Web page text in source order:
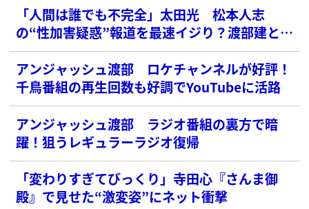
「人間は誰でも不完全」太田光 松本人志
の“性加害疑惑”報道を最速イジり？渡部建とも
比較
アンジャッシュ渡部 ロケチャンネルが好評！
千鳥番組の再生回数も好調でYouTubeに活路
アンジャッシュ渡部 ラジオ番組の裏方で暗
躍！狙うレギュラーラジオ復帰
「変わりすぎてびっくり」寺田心『さんま御
殿』で見せた“激変姿”にネット衝撃